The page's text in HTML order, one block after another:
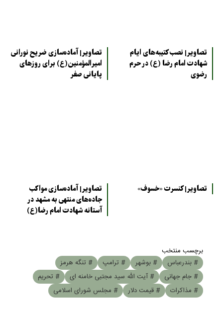
تصاویر| نصب کتیبه‌های ایام
شهادت امام رضا (ع) در حرم
رضوی
تصاویر| آماده‌سازی ضریح نورانی
امیرالمؤمنین(ع) برای روزهای
پایانی صفر
تصاویر| کنسرت «خسوف»
تصاویر| آماده‌سازی مواکب
جاده‌های منتهی به مشهد در
آستانه شهادت امام رضا(ع)
برچسب منتخب
# بندرعباس
# بوشهر # ترامپ
# تنگه هرمز
# جام جهانی
# آیت الله سید مجتبی خامنه ای
# تحریم
# مذاکرات
# قیمت دلار # مجلس شورای اسلامی